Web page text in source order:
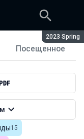
Сезон:
2023 Spring
Посещенное
Всего
15